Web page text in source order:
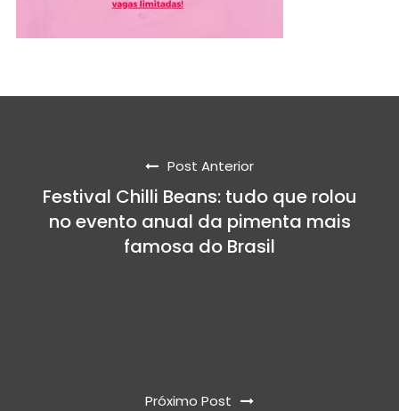
Post Anterior
Festival Chilli Beans: tudo que rolou
no evento anual da pimenta mais
famosa do Brasil
Próximo Post